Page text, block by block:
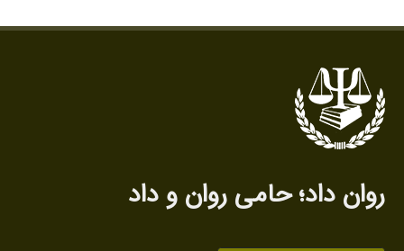
روان داد‌؛ حامی روان‌ و داد